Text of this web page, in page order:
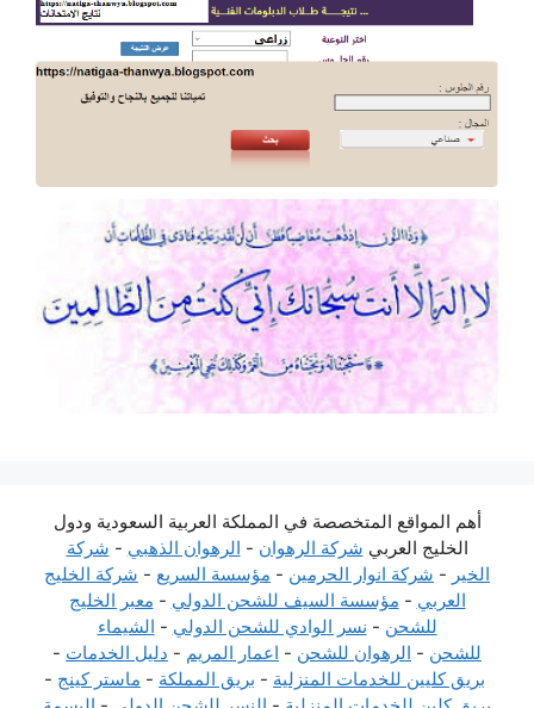
أهم المواقع المتخصصة في المملكة العربية السعودية ودول
الخليج العربي شركة الرهوان - الرهوان الذهبي - شركة
الخير - شركة انوار الحرمين - مؤسسة السريع - شركة الخليج
العربي - مؤسسة السيف للشحن الدولي - معبر الخليج
للشحن - نسر الوادي للشحن الدولي - الشيماء
للشحن - الرهوان للشحن - اعمار المريم - دليل الخدمات -
بريق كليين للخدمات المنزلية - بريق المملكة - ماستر كينج -